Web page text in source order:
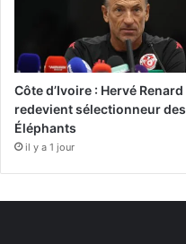
Côte d’Ivoire : Hervé Renard
redevient sélectionneur des
Éléphants
il y a 1 jour